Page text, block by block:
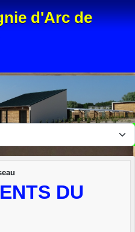
d'Arc de
DU